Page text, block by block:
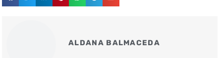
ALDANA BALMACEDA